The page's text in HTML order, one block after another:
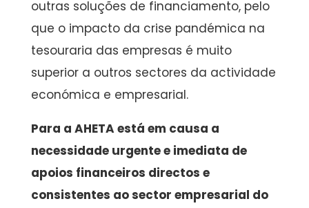
outras soluções de financiamento, pelo
que o impacto da crise pandémica na
tesouraria das empresas é muito
superior a outros sectores da actividade
económica e empresarial.
Para a AHETA está em causa a
necessidade urgente e imediata de
apoios financeiros directos e
consistentes ao sector empresarial do